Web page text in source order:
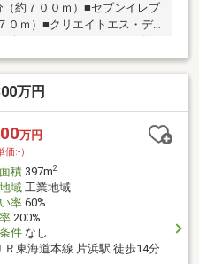
約７００ｍ）■セブンイレブ
０ｍ）■クリエイトエス・デ
）
万円
万円
価:-）
積397m2
域工業地域
率60%
200%
件なし
ＪＲ東海道本線 片浜駅 徒歩14分